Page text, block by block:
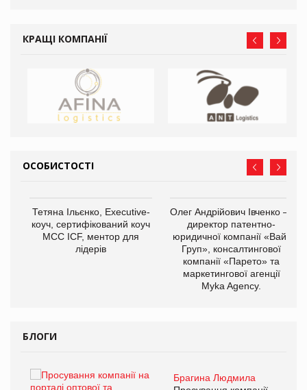
КРАЩІ КОМПАНІЇ
ОСОБИСТОСТІ
Тетяна Ільєнко, Executive-
коуч, сертифікований коуч
МСС ICF, ментор для
лідерів
Олег Андрійович Івченко —
директор патентно-
юридичної компанії «Вайз
Груп», консалтингової
компанії «Парето» та
маркетингової агенції
Myka Agency.
БЛОГИ
Брагина Людмила